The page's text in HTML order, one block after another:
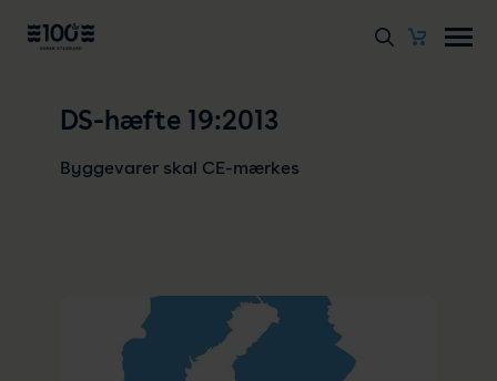
DS-hæfte 19:2013
Byggevarer skal CE-mærkes